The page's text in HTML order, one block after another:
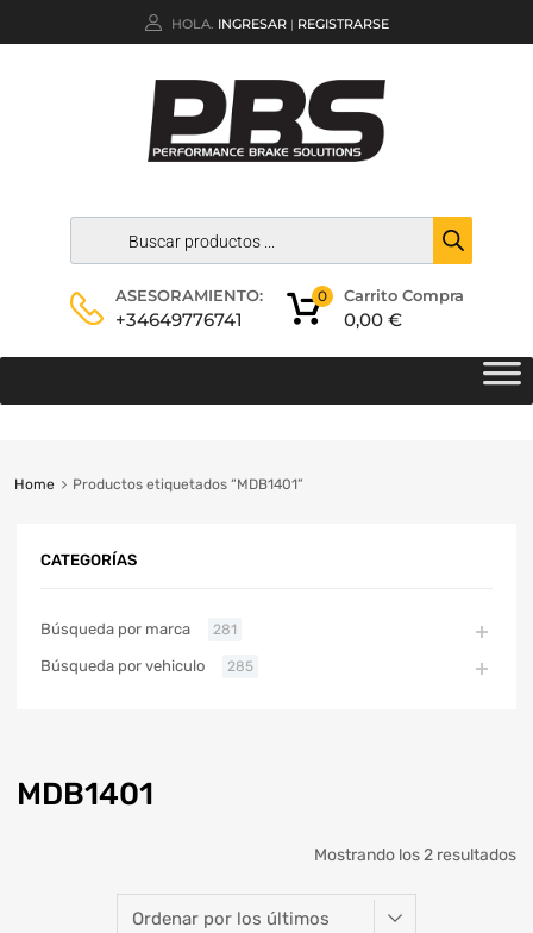
HOLA. INGRESAR | REGISTRARSE
ASESORAMIENTO:
+34649776741
Carrito Compra
0,00 €
0
Home Productos etiquetados “MDB1401”
MDB1401
Mostrando los 2 resultados
CATEGORÍAS
Búsqueda por marca 281
Búsqueda por vehiculo 285